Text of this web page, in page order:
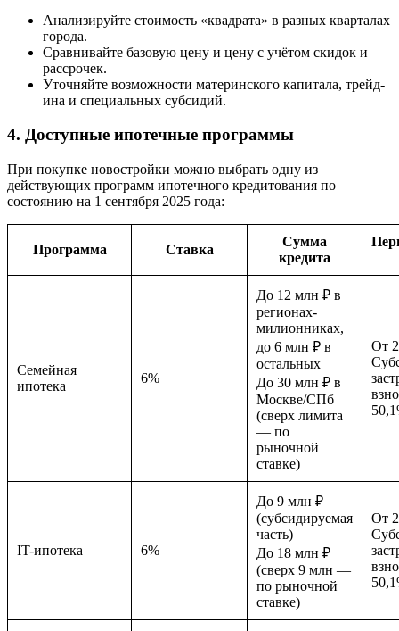
Анализируйте стоимость «квадрата» в разных кварталах
города.
Сравнивайте базовую цену и цену с учётом скидок и
рассрочек.
Уточняйте возможности материнского капитала, трейд-
ина и специальных субсидий.
4. Доступные ипотечные программы
При покупке новостройки можно выбрать одну из
действующих программ ипотечного кредитования по
состоянию на 1 сентября 2025 года:
Программа Ставка
Сумма
кредита
Семейная
ипотека
6%
До 12 млн ₽ в
регионах-
милионниках,
до 6 млн ₽ в
остальных
До 30 млн ₽ в
Москве/СПб
(сверх лимита
— по
рыночной
ставке)
От
IT-ипотека 6%
До 9 млн ₽
(субсидируемая
часть)
До 18 млн ₽
(сверх 9 млн —
по рыночной
ставке)
От